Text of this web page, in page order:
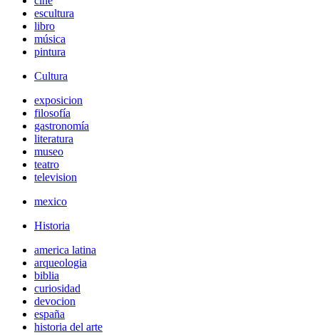
escultura
libro
música
pintura
Cultura
exposicion
filosofía
gastronomía
literatura
museo
teatro
television
mexico
Historia
america latina
arqueologia
biblia
curiosidad
devocion
españa
historia del arte